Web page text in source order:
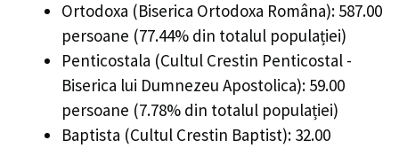
Ortodoxa (Biserica Ortodoxa Româna): 587.00
persoane (77.44% din totalul populației)
Penticostala (Cultul Crestin Penticostal -
Biserica lui Dumnezeu Apostolica): 59.00
persoane (7.78% din totalul populației)
Baptista (Cultul Crestin Baptist): 32.00